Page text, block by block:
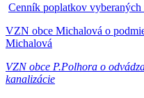
Cenník poplatkov
VZN obce Michalová o
Michalová
VZN obce P.Polhora o
kanalizácie